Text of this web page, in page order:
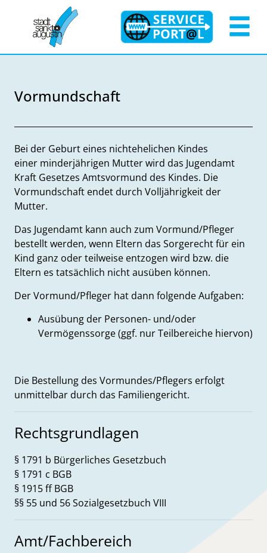
Zum Hauptinhalt springen
Zum Hauptinhalt
Vormundschaft
Beschreibung
Bei der Geburt eines nichtehelichen Kindes
einer minderjährigen Mutter wird das Jugendamt
Kraft Gesetzes Amtsvormund des Kindes. Die
Vormundschaft endet durch Volljährigkeit der
Mutter.
Das Jugendamt kann auch zum Vormund/Pfleger
bestellt werden, wenn Eltern das Sorgerecht für ein
Kind ganz oder teilweise entzogen wird bzw. die
Eltern es tatsächlich nicht ausüben können.
Der Vormund/Pfleger hat dann folgende Aufgaben:
Ausübung der Personen- und/oder
Vermögenssorge (ggf. nur Teilbereiche hiervon)
Die Bestellung des Vormundes/Pflegers erfolgt
unmittelbar durch das Familiengericht.
Rechtsgrundlagen
§ 1791 b Bürgerliches Gesetzbuch
§ 1791 c BGB
§ 1915 ff BGB
§§ 55 und 56 Sozialgesetzbuch VIII
Amt/Fachbereich